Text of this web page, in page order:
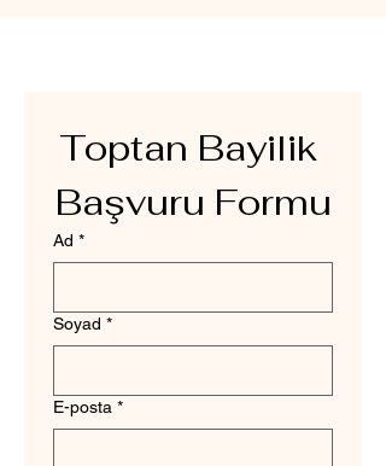
Toptan Bayilik
Başvuru Formu
Ad *
Soyad *
E-posta *